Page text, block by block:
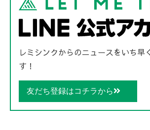
レミシンクからのニュースをいち早
す！
友だち登録はコチラから